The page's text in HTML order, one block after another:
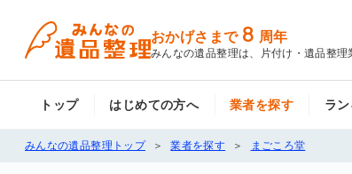
おかげさまで 8 周年
みんなの遺品整理は、片付け・遺品整
トップ はじめての方へ 業者を探す ラ
みんなの遺品整理トップ 業者を探す まごころ堂